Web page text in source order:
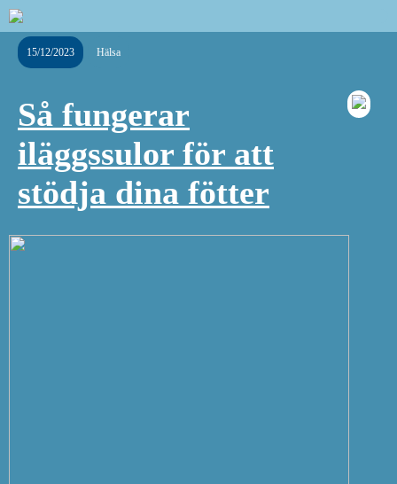
15/12/2023 Hälsa
Så fungerar
iläggssulor för att
stödja dina fötter